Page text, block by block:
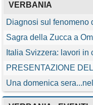
VERBANIA
Diagnosi sul fenomeno
Sagra della Zucca a
Italia Svizzera: lavori in
PRESENTAZIONE
Una domenica